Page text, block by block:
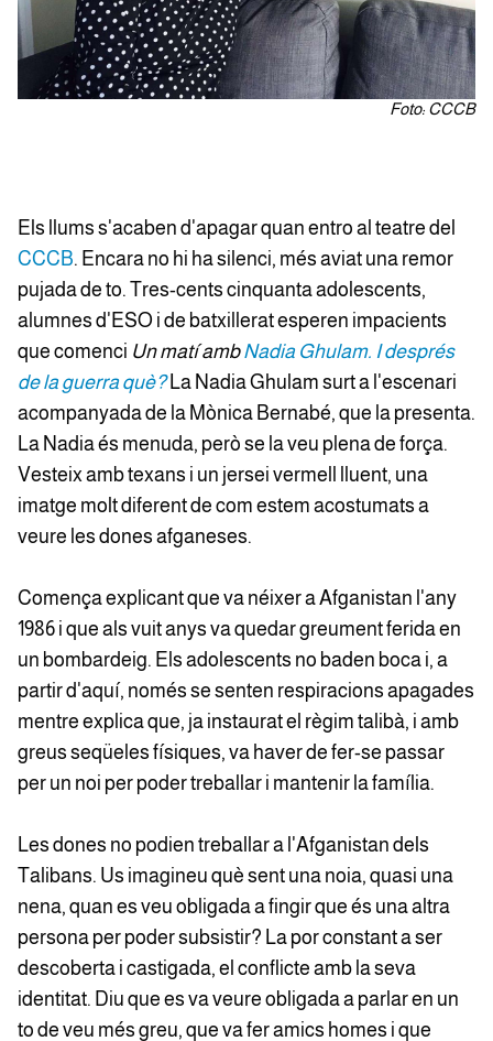
Foto: CCCB
Els llums s'acaben d'apagar quan entro al teatre del
CCCB. Encara no hi ha silenci, més aviat una remor
pujada de to. Tres-cents cinquanta adolescents,
alumnes d'ESO i de batxillerat esperen impacients
que comenci Un matí ambNadia Ghulam. I després
de la guerra què?La Nadia Ghulam surt a l'escenari
acompanyada de la Mònica Bernabé, que la presenta.
La Nadia és menuda, però se la veu plena de força.
Vesteix amb texans i un jersei vermell lluent, una
imatge molt diferent de com estem acostumats a
veure les dones afganeses.
Comença explicant que va néixer a Afganistan l'any
1986 i que als vuit anys va quedar greument ferida en
un bombardeig. Els adolescents no baden boca i, a
partir d'aquí, només se senten respiracions apagades
mentre explica que, ja instaurat el règim talibà, i amb
greus seqüeles físiques, va haver de fer-se passar
per un noi per poder treballar i mantenir la família.
Les dones no podien treballar a l'Afganistan dels
Talibans. Us imagineu què sent una noia, quasi una
nena, quan es veu obligada a fingir que és una altra
persona per poder subsistir? La por constant a ser
descoberta i castigada, el conflicte amb la seva
identitat. Diu que es va veure obligada a parlar en un
to de veu més greu, que va fer amics homes i que